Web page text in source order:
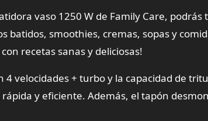
vaso 1250 W de Family Care,
batidos, smoothies, cremas, sopas y
recetas sanas y deliciosas!
4 velocidades + turbo y la capacidad de
y eficiente. Además, el tapón